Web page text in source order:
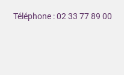
Téléphone : 02 33 77 89 00